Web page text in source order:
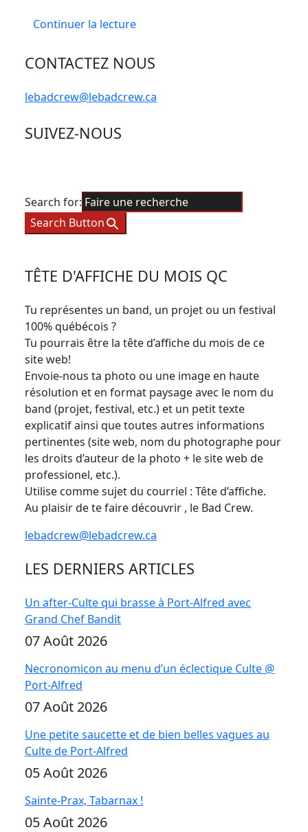
Continuer la lecture
CONTACTEZ NOUS
lebadcrew@lebadcrew.ca
SUIVEZ-NOUS
Search for:
Search Button
TÊTE D'AFFICHE DU MOIS QC
Tu représentes un band, un projet ou un festival
100% québécois ?
Tu pourrais être la tête d’affiche du mois de ce
site web!
Envoie-nous ta photo ou une image en haute
résolution et en format paysage avec le nom du
band (projet, festival, etc.) et un petit texte
explicatif ainsi que toutes autres informations
pertinentes (site web, nom du photographe pour
les droits d’auteur de la photo + le site web de
professionel, etc.).
Utilise comme sujet du courriel : Tête d’affiche.
Au plaisir de te faire découvrir , le Bad Crew.
lebadcrew@lebadcrew.ca
LES DERNIERS ARTICLES
Un after-Culte qui brasse à Port-Alfred avec
Grand Chef Bandit
07 Août 2026
Necronomicon au menu d’un éclectique Culte @
Port-Alfred
07 Août 2026
Une petite saucette et de bien belles vagues au
Culte de Port-Alfred
05 Août 2026
Sainte-Prax, Tabarnax !
05 Août 2026